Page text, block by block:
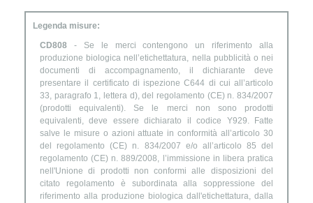
Legenda misure:
CD808 - Se le merci contengono un riferimento alla
produzione biologica nell’etichettatura, nella pubblicità o nei
documenti di accompagnamento, il dichiarante deve
presentare il certificato di ispezione C644 di cui all’articolo
33, paragrafo 1, lettera d), del regolamento (CE) n. 834/2007
(prodotti equivalenti). Se le merci non sono prodotti
equivalenti, deve essere dichiarato il codice Y929. Fatte
salve le misure o azioni attuate in conformità all’articolo 30
del regolamento (CE) n. 834/2007 e/o all’articolo 85 del
regolamento (CE) n. 889/2008, l’immissione in libera pratica
nell'Unione di prodotti non conformi alle disposizioni del
citato regolamento è subordinata alla soppressione del
riferimento alla produzione biologica dall'etichettatura, dalla